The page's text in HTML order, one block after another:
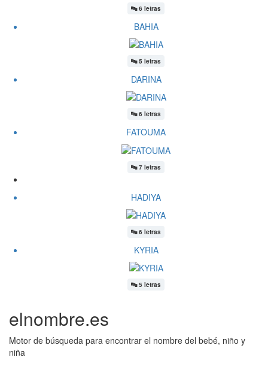
🔤6 letras
BAHIA
🔤5 letras
DARINA
🔤6 letras
FATOUMA
🔤7 letras
HADIYA
🔤6 letras
KYRIA
🔤5 letras
elnombre.es
Motor de búsqueda para encontrar el nombre del bebé, niño y
niña